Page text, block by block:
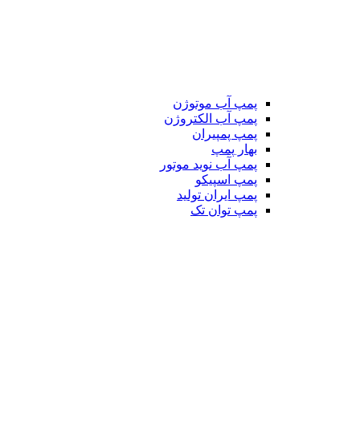
پمپ آب موتوژن
پمپ آب الکتروژن
پمپ پمپیران
بهار پمپ
پمپ آب نوید موتور
پمپ اسپیکو
پمپ ایران تولید
پمپ توان تک